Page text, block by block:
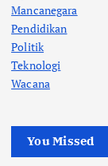
Mancanegara
Pendidikan
Politik
Teknologi
Wacana
You Missed